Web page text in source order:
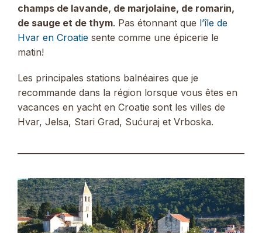
champs de lavande, de marjolaine, de romarin,
de sauge et de thym. Pas étonnant que l’île de
Hvar en Croatie sente comme une épicerie le
matin!
Les principales stations balnéaires que je
recommande dans la région lorsque vous êtes en
vacances en yacht en Croatie sont les villes de
Hvar, Jelsa, Stari Grad, Sućuraj et Vrboska.